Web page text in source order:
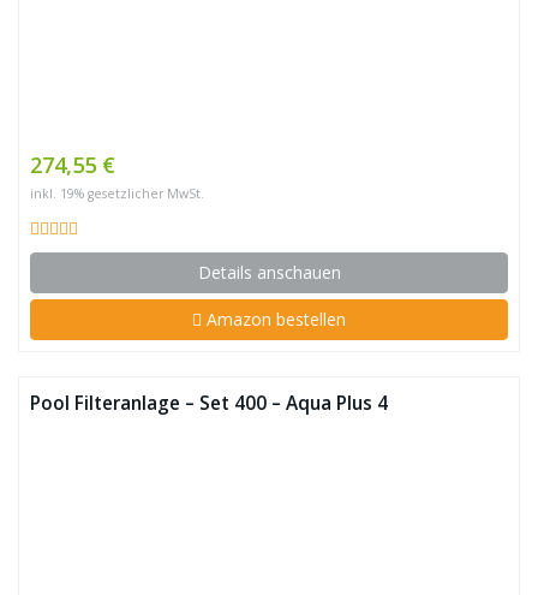
274,55 €
inkl. 19% gesetzlicher MwSt.
Details anschauen
Amazon bestellen
Pool Filteranlage – Set 400 – Aqua Plus 4